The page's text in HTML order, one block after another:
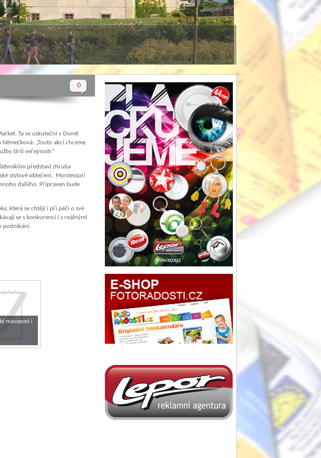
0
Ta se uskuteční v Domě
„Touto akcí chceme
širší veřejnosti.“
představí zhruba
stylové oblečení, Montessori
dalšího. Připraven bude
které se chtějí i při péči o své
se s konkurencí i s reálnými
podnikání.
masopust i